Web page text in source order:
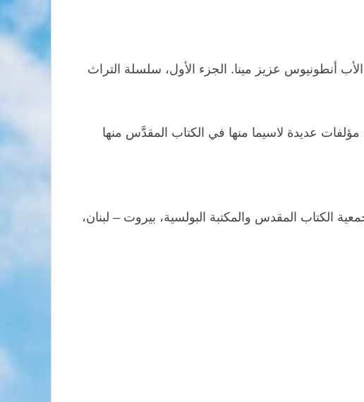
له الأب أنطونيوس عزيز مينا. الجزء الأول، سلسلة التراث
عديدة لاسيما منها في الكتاب المقدَّس منها
الكتاب المقدس والمكتبة البولسية، بيروت – لبنان،